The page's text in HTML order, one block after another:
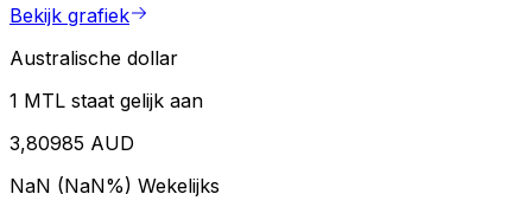
Bekijk grafiek
Australische dollar
1 MTL staat gelijk aan
3,80985 AUD
NaN (NaN%) Wekelijks